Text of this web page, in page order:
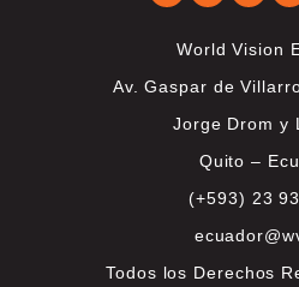
World Vision
Av. Gaspar de
Jorge Drom y
Quito –
(+593) 23
Todos los Derechos